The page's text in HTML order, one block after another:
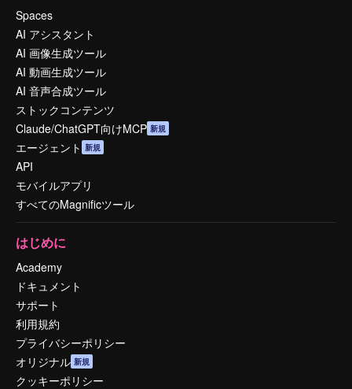
Spaces
AI アシスタント
AI 画像生成ツール
AI 動画生成ツール
AI 音声合成ツール
ストックコンテンツ
Claude/ChatGPT向けMCP 新規
エージェント 新規
API
モバイルアプリ
すべてのMagnificツール
はじめに
Academy
ドキュメント
サポート
利用規約
プライバシーポリシー
オリジナル 新規
クッキーポリシー